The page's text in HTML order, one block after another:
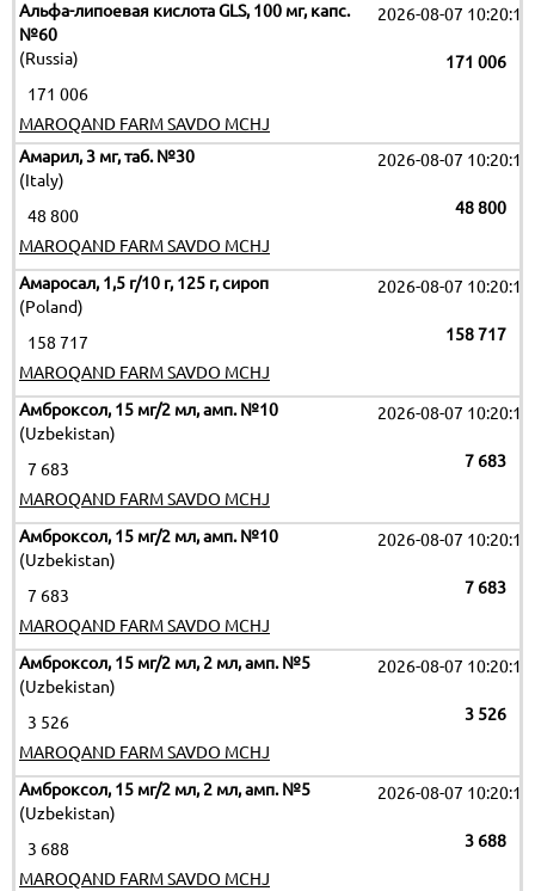
Альфа-липоевая кислота GLS, 100 мг, капс.
№60
(Russia)
2026-08-07 10:20:11
171 006
171 006
MAROQAND FARM SAVDO MCHJ
Амарил, 3 мг, таб. №30
(Italy)
2026-08-07 10:20:11
48 800
48 800
MAROQAND FARM SAVDO MCHJ
Амаросал, 1,5 г/10 г, 125 г, сироп
(Poland)
2026-08-07 10:20:11
158 717
158 717
MAROQAND FARM SAVDO MCHJ
Амброксол, 15 мг/2 мл, амп. №10
(Uzbekistan)
2026-08-07 10:20:11
7 683
7 683
MAROQAND FARM SAVDO MCHJ
Амброксол, 15 мг/2 мл, амп. №10
(Uzbekistan)
2026-08-07 10:20:11
7 683
7 683
MAROQAND FARM SAVDO MCHJ
Амброксол, 15 мг/2 мл, 2 мл, амп. №5
(Uzbekistan)
2026-08-07 10:20:11
3 526
3 526
MAROQAND FARM SAVDO MCHJ
Амброксол, 15 мг/2 мл, 2 мл, амп. №5
(Uzbekistan)
2026-08-07 10:20:11
3 688
3 688
MAROQAND FARM SAVDO MCHJ